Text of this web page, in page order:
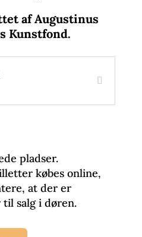
afAugustinus
Kunstfond.
pladser.
købes online,
at der er
salg i døren.